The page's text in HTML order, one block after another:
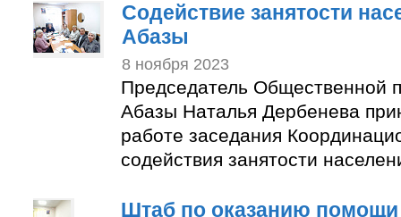
Содействие занятости
Абазы
8 ноября 2023
Председатель Общественной
Абазы Наталья Дербенева
работе заседания
содействия занятости
Штаб по оказанию помощи